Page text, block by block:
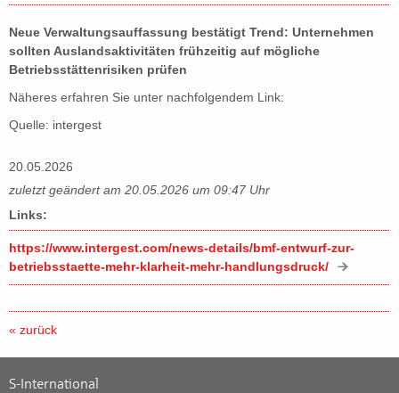
Neue Verwaltungsauffassung bestätigt Trend: Unternehmen
sollten Auslandsaktivitäten frühzeitig auf mögliche
Betriebsstättenrisiken prüfen
Näheres erfahren Sie unter nachfolgendem Link:
Quelle: intergest
20.05.2026
zuletzt geändert am 20.05.2026 um 09:47 Uhr
Links:
https://www.intergest.com/news-details/bmf-entwurf-zur-
betriebsstaette-mehr-klarheit-mehr-handlungsdruck/
« zurück
S-International